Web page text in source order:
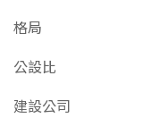
格局
公設比
建設公司